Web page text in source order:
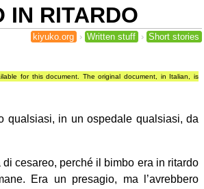
IN RITARDO
kiyuko.org Written stuff Short stories
for this document. The original document, in Italian, is
qualsiasi, in un ospedale qualsiasi, da
di cesareo, perché il bimbo era in ritardo
Era un presagio, ma l’avrebbero